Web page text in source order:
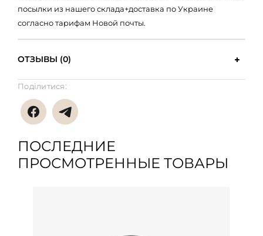
посылки из нашего склада+доставка по Украине
согласно тарифам Новой почты.
ОТЗЫВЫ (0)
Поділитися:
ПОСЛЕДНИЕ
ПРОСМОТРЕННЫЕ ТОВАРЫ